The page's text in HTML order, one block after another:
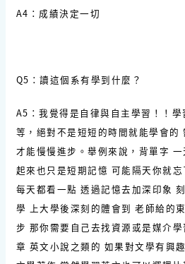
A4：成績決定一切
Q5：讀這個系有學到什麼？
A5：我覺得是自律與自主學習！！
等，絕對不是短短的時間就能學會的
才能慢慢進步。舉例來說，背單字
起來也只是短期記憶 可能隔天你就
每天都看一點 透過記憶去加深印象
學 上大學後深刻的體會到 老師給的
步 那你需要自己去找資源或是媒介
章 英文小說之類的 如果對文學有興